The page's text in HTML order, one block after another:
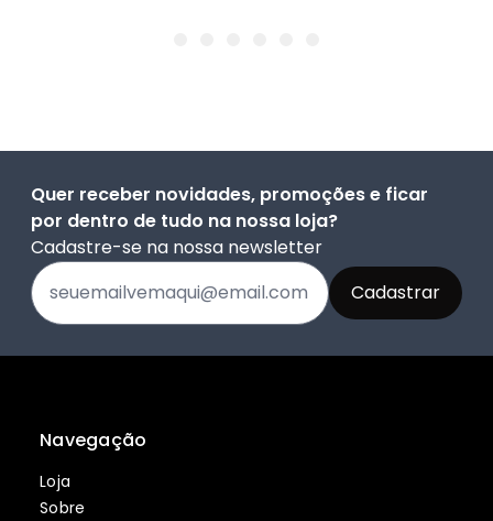
Quer receber novidades, promoções e ficar
por dentro de tudo na nossa loja?
Cadastre-se na nossa newsletter
Navegação
Loja
Sobre